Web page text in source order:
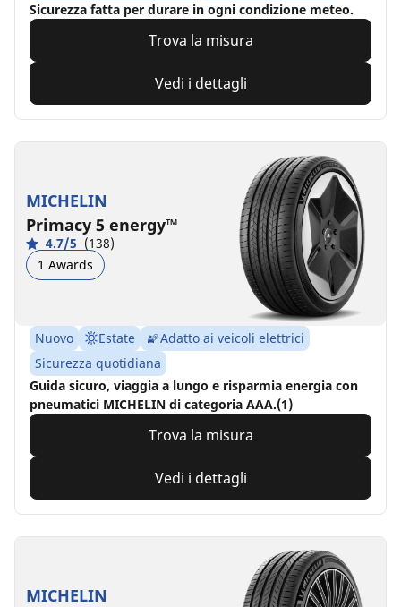
Sicurezza fatta per durare in ogni condizione meteo.
Trova la misura
Vedi i dettagli
MICHELIN
Primacy 5 energy™
4.7/5 (138)
1 Awards
Nuovo Estate
Adatto ai veicoli elettrici
Sicurezza quotidiana
Guida sicuro, viaggia a lungo e risparmia energia con
pneumatici MICHELIN di categoria AAA.(1)
Trova la misura
Vedi i dettagli
MICHELIN